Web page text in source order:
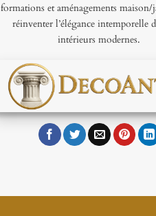
formations et aménagements
réinventer l’élégance intemporelle
intérieurs modernes.